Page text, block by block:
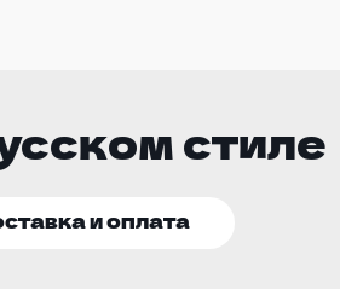
стиле
и оплата